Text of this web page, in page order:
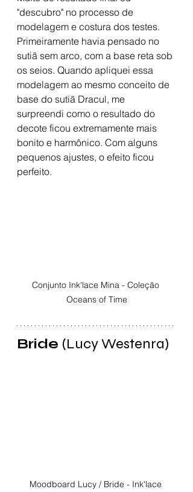
"descubro" no processo de
modelagem e costura dos testes.
Primeiramente havia pensado no
sutiã sem arco, com a base reta sob
os seios. Quando apliquei essa
modelagem ao mesmo conceito de
base do sutiã Dracul, me
surpreendi como o resultado do
decote ficou extremamente mais
bonito e harmônico. Com alguns
pequenos ajustes, o efeito ficou
perfeito.
Conjunto Ink'lace Mina - Coleção
Oceans of Time
Bride (Lucy Westenra)
Moodboard Lucy / Bride - Ink'lace